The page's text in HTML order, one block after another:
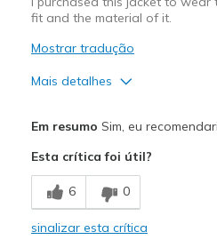
fit and the material of it.
Mostrar tradução
Mais detalhes
Comfortable
Durable
Em resumo Sim, eu
Esta crítica foi útil?
6 0
sinalizar esta crítica